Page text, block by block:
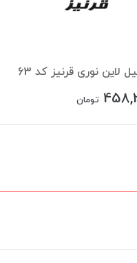
لاین نوری قرنیز کد 63
تومان